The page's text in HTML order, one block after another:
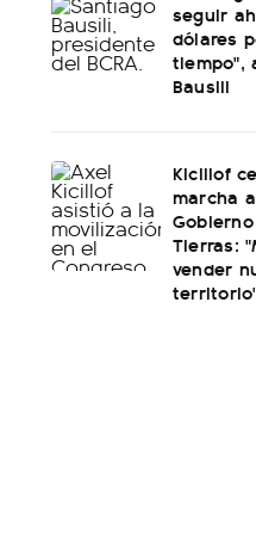
seguir
dólares
tiempo",
Bausili
Kicillof
marcha
Tierras:
vender